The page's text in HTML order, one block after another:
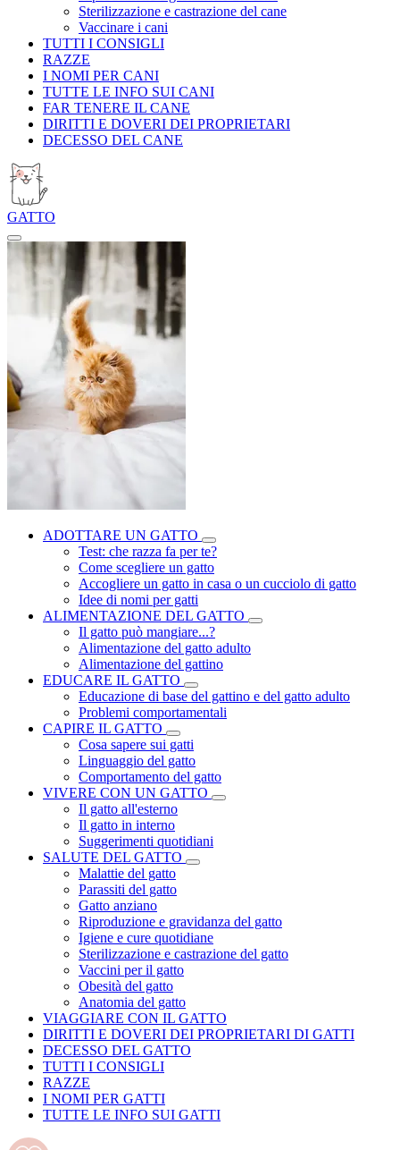
Sterilizzazione e castrazione del cane
Vaccinare i cani
TUTTI I CONSIGLI
RAZZE
I NOMI PER CANI
TUTTE LE INFO SUI CANI
FAR TENERE IL CANE
DIRITTI E DOVERI DEI PROPRIETARI
DECESSO DEL CANE
GATTO
ADOTTARE UN GATTO
Test: che razza fa per te?
Come scegliere un gatto
Accogliere un gatto in casa o un cucciolo di gatto
Idee di nomi per gatti
ALIMENTAZIONE DEL GATTO
Il gatto può mangiare...?
Alimentazione del gatto adulto
Alimentazione del gattino
EDUCARE IL GATTO
Educazione di base del gattino e del gatto adulto
Problemi comportamentali
CAPIRE IL GATTO
Cosa sapere sui gatti
Linguaggio del gatto
Comportamento del gatto
VIVERE CON UN GATTO
Il gatto all'esterno
Il gatto in interno
Suggerimenti quotidiani
SALUTE DEL GATTO
Malattie del gatto
Parassiti del gatto
Gatto anziano
Riproduzione e gravidanza del gatto
Igiene e cure quotidiane
Sterilizzazione e castrazione del gatto
Vaccini per il gatto
Obesità del gatto
Anatomia del gatto
VIAGGIARE CON IL GATTO
DIRITTI E DOVERI DEI PROPRIETARI DI GATTI
DECESSO DEL GATTO
TUTTI I CONSIGLI
RAZZE
I NOMI PER GATTI
TUTTE LE INFO SUI GATTI